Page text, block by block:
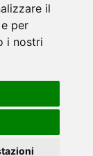
il
per
i nostri
prenotazione e